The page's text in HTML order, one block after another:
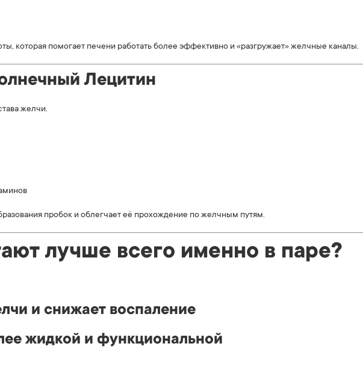
которая помогает печени работать более эффективно и «разгружает» желчные каналы.
Лецитин
желчи.
пробок и облегчает её прохождение по желчным путям.
лучше всего именно в паре?
и снижает воспаление
жидкой и функциональной